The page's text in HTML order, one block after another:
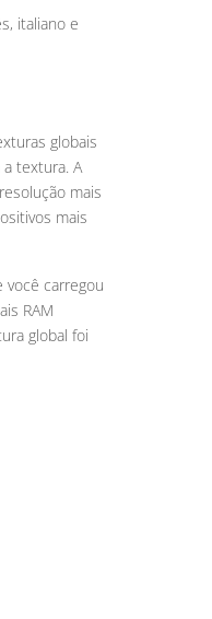
italiano e
globais
textura. A
mais
mais
você carregou
RAM
global foi